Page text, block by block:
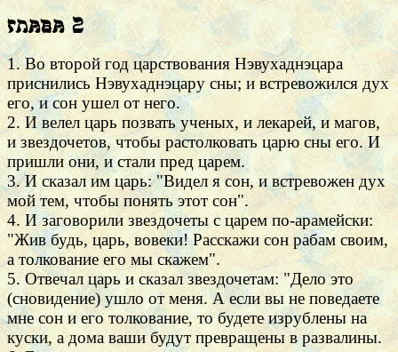
Глава 2
1. Во второй год царствования Нэвухаднэцара
приснились Нэвухаднэцару сны; и встревожился дух
его, и сон ушел от него.
2. И велел царь позвать ученых, и лекарей, и магов,
и звездочетов, чтобы растолковать царю сны его. И
пришли они, и стали пред царем.
3. И сказал им царь: "Видел я сон, и встревожен дух
мой тем, чтобы понять этот сон".
4. И заговорили звездочеты с царем по-арамейски:
"Жив будь, царь, вовеки! Расскажи сон рабам своим,
а толкование его мы скажем".
5. Отвечал царь и сказал звездочетам: "Дело это
(сновидение) ушло от меня. А если вы не поведаете
мне сон и его толкование, то будете изрублены на
куски, а дома ваши будут превращены в развалины.